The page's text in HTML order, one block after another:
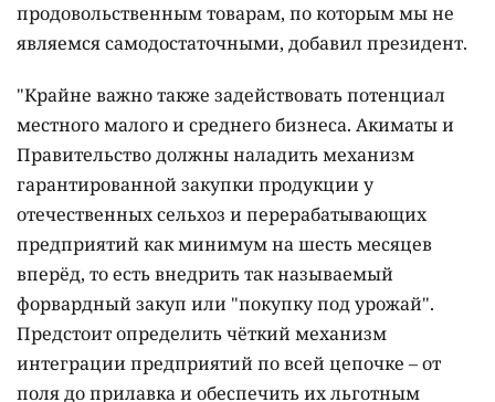
продовольственным товарам, по которым мы не
являемся самодостаточными, добавил президент.
"Крайне важно также задействовать потенциал
местного малого и среднего бизнеса. Акиматы и
Правительство должны наладить механизм
гарантированной закупки продукции у
отечественных сельхоз и перерабатывающих
предприятий как минимум на шесть месяцев
вперёд, то есть внедрить так называемый
форвардный закуп или "покупку под урожай".
Предстоит определить чёткий механизм
интеграции предприятий по всей цепочке – от
поля до прилавка и обеспечить их льготным